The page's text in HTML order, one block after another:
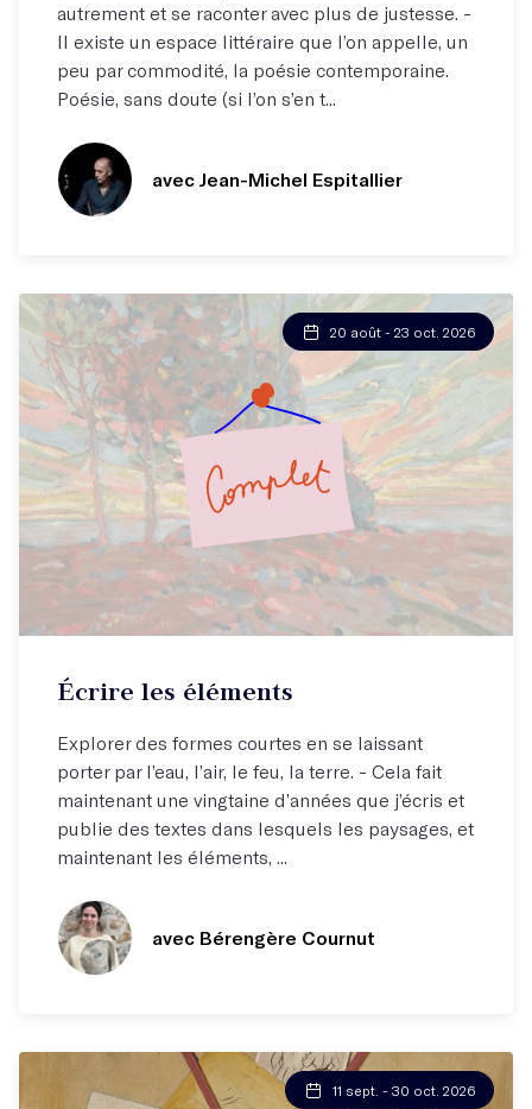
autrement et se raconter avec plus de justesse. -
Il existe un espace littéraire que l’on appelle, un
peu par commodité, la poésie contemporaine.
Poésie, sans doute (si l’on s’en t...
avec Jean-Michel Espitallier
20 août - 23 oct. 2026
Écrire les éléments
Explorer des formes courtes en se laissant
porter par l’eau, l’air, le feu, la terre. - Cela fait
maintenant une vingtaine d’années que j’écris et
publie des textes dans lesquels les paysages, et
maintenant les éléments, ...
avec Bérengère Cournut
11 sept. - 30 oct. 2026